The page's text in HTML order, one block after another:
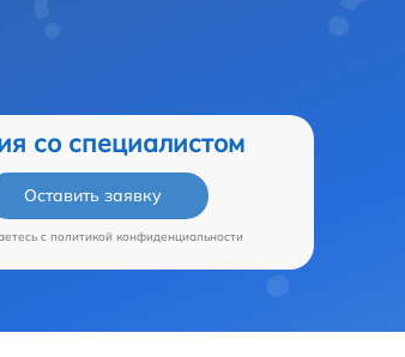
со специалистом
Оставить заявку
c политикой конфиденциальности